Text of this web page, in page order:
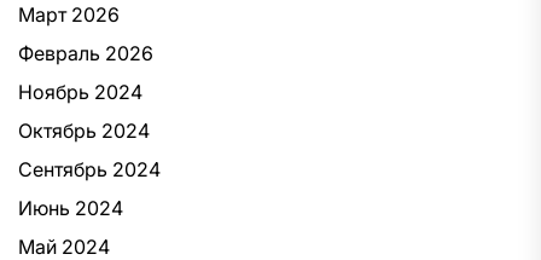
Март 2026
Февраль 2026
Ноябрь 2024
Октябрь 2024
Сентябрь 2024
Июнь 2024
Май 2024